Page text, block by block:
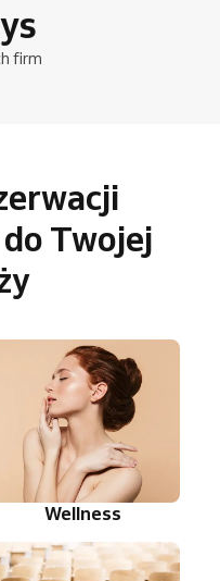
firm
Twojej
Wellness